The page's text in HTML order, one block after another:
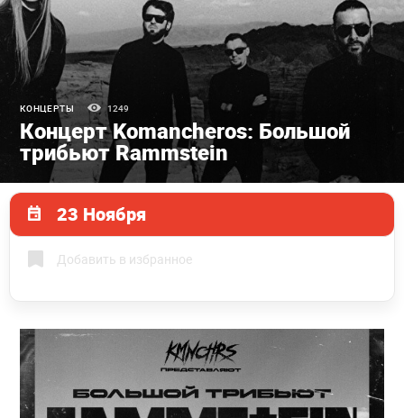
КОНЦЕРТЫ 1249
Концерт Komancheros: Большой
трибьют Rammstein
23 Ноября
Добавить в избранное